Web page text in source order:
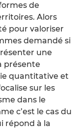
de
Alors
pour valoriser
demandé si
une
présente
quantitative et
sur les
dans le
c’est le cas du
répond à la